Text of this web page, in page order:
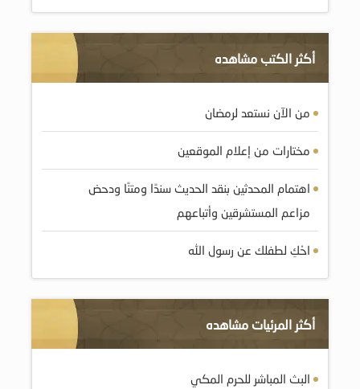
أكثر الكتب مشاهده
من الآن نستعد لرمضان
مختارات من إعلام الموقعين
اهتمام المحدثين بنقد الحديث سندًا ومتنًا ودحض
مزاعم المستشرقين وأتباعهم
احْكِ لطفلك عن رسول الله
أكثر المرئيات مشاهده
البث المباشر للحرم المكي